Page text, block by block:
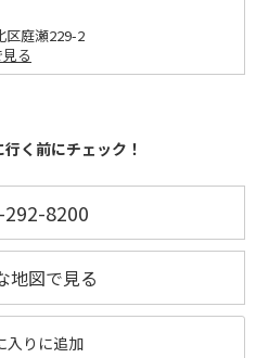
区庭瀬229-2
る
く前にチェック！
8200
地図で見る
入りに追加